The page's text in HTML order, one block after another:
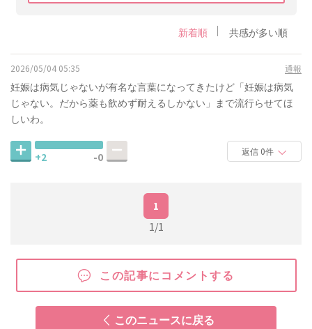
新着順 共感が多い順
2026/05/04 05:35 通報
妊娠は病気じゃないが有名な言葉になってきたけど「妊娠は病気
じゃない。だから薬も飲めず耐えるしかない」まで流行らせてほ
しいわ。
+2 -0 返信 0件
1
1/1
この記事にコメントする
このニュースに戻る